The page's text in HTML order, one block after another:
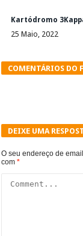
Kartódromo
25 Maio, 2022
COMENTÁRIOS DO
DEIXE UMA
O seu endereço de
com*